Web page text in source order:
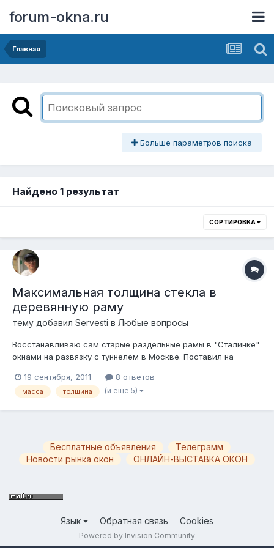
forum-okna.ru
Главная
Больше параметров поиска
Найдено 1 результат
СОРТИРОВКА
Максимальная толщина стекла в
деревянную раму
тему добавил Servesti в Любые вопросы
Восстанавливаю сам старые раздельные рамы в "Сталинке"
окнами на развязку с туннелем в Москве. Поставил на
категорически не устраивает, особенно мешают сирены по
утрам и мотоциклисты,газующие на выезде из тоннеля по
19 сентября, 2011 8 ответов
масса толщина (и ещё 5)
Бесплатные объявления
Телеграмм
Новости рынка окон
ОНЛАЙН-ВЫСТАВКА ОКОН
Язык Обратная связь Cookies
Powered by Invision Community